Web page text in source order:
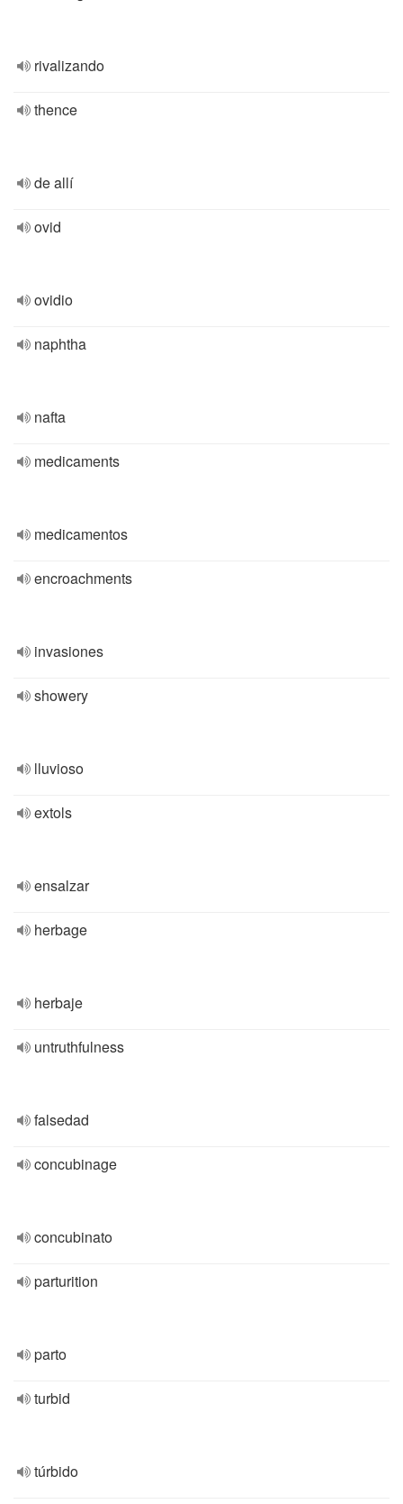
rivalizando
thence
de allí
ovid
ovidio
naphtha
nafta
medicaments
medicamentos
encroachments
invasiones
showery
lluvioso
extols
ensalzar
herbage
herbaje
untruthfulness
falsedad
concubinage
concubinato
parturition
parto
turbid
túrbido